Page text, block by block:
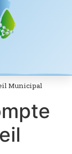
Municipal